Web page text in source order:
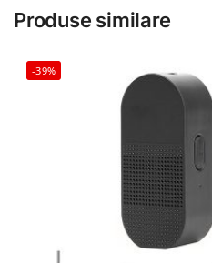
Produse similare
-39%